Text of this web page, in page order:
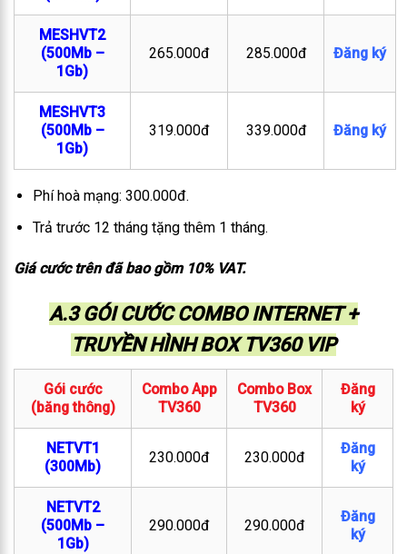
MESHVT2
(500Mb –
1Gb)
265.000đ 285.000đ Đăng ký
MESHVT3
(500Mb –
1Gb)
319.000đ 339.000đ Đăng ký
Phí hoà mạng: 300.000đ.
Trả trước 12 tháng tặng thêm 1 tháng.
Giá cước trên đã bao gồm 10% VAT.
A.3 GÓI CƯỚC COMBO INTERNET +
TRUYỀN HÌNH BOX TV360 VIP
Gói cước
(băng thông)
Combo App
TV360
Combo Box
TV360
Đăng
ký
NETVT1
(300Mb)
230.000đ 230.000đ
Đăng
ký
NETVT2
(500Mb –
1Gb)
290.000đ 290.000đ
Đăng
ký